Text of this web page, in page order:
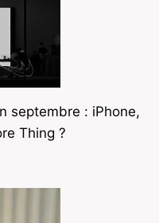
septembre : iPhone,
Thing ?